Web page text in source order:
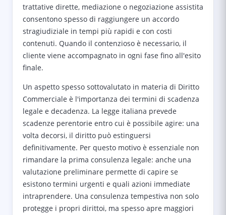
trattative dirette, mediazione o negoziazione assistita
consentono spesso di raggiungere un accordo
stragiudiziale in tempi più rapidi e con costi
contenuti. Quando il contenzioso è necessario, il
cliente viene accompagnato in ogni fase fino all'esito
finale.
Un aspetto spesso sottovalutato in materia di Diritto
Commerciale è l'importanza dei termini di scadenza
legale e decadenza. La legge italiana prevede
scadenze perentorie entro cui è possibile agire: una
volta decorsi, il diritto può estinguersi
definitivamente. Per questo motivo è essenziale non
rimandare la prima consulenza legale: anche una
valutazione preliminare permette di capire se
esistono termini urgenti e quali azioni immediate
intraprendere. Una consulenza tempestiva non solo
protegge i propri dirittoi, ma spesso apre maggiori